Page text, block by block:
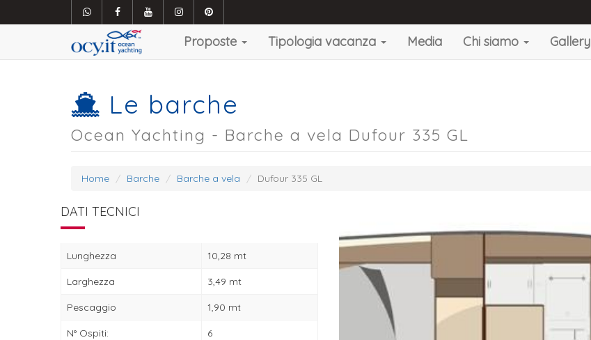
Proposte Tipologia vacanza Media Chi siamo Gallery
Le barche
Ocean Yachting - Barche a vela Dufour 335 GL
Home Barche Barche a vela Dufour 335 GL
DATI TECNICI
Lunghezza 10,28 mt
Larghezza 3,49 mt
Pescaggio 1,90 mt
N° Ospiti: 6